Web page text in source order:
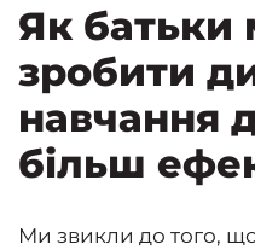
Як батьки
зробити
навчання
більш
Ми звикли до того,